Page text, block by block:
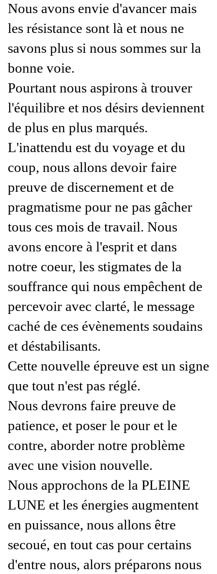
Nous avons envie d'avancer mais
les résistance sont là et nous ne
savons plus si nous sommes sur la
bonne voie.
Pourtant nous aspirons à trouver
l'équilibre et nos désirs deviennent
de plus en plus marqués.
L'inattendu est du voyage et du
coup, nous allons devoir faire
preuve de discernement et de
pragmatisme pour ne pas gâcher
tous ces mois de travail. Nous
avons encore à l'esprit et dans
notre coeur, les stigmates de la
souffrance qui nous empêchent de
percevoir avec clarté, le message
caché de ces évènements soudains
et déstabilisants.
Cette nouvelle épreuve est un signe
que tout n'est pas réglé.
Nous devrons faire preuve de
patience, et poser le pour et le
contre, aborder notre problème
avec une vision nouvelle.
Nous approchons de la PLEINE
LUNE et les énergies augmentent
en puissance, nous allons être
secoué, en tout cas pour certains
d'entre nous, alors préparons nous